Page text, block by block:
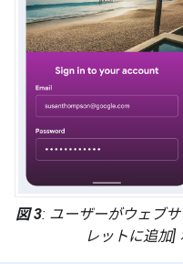
図 3: ユーザーがウェブ
レットに追加]